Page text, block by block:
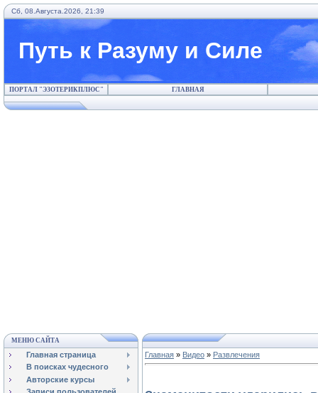
Сб, 08.Августа.2026, 21:39
Путь к Разуму и Силе
ПОРТАЛ "ЭЗОТЕРИКПЛЮС" ГЛАВНАЯ
МЕНЮ САЙТА
Главная страница
В поисках чудесного
Авторские курсы
Главная » Видео » Развлечения